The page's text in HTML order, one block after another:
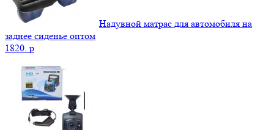
Надувной матрас для автомобиля на
заднее сиденье оптом
1820. p